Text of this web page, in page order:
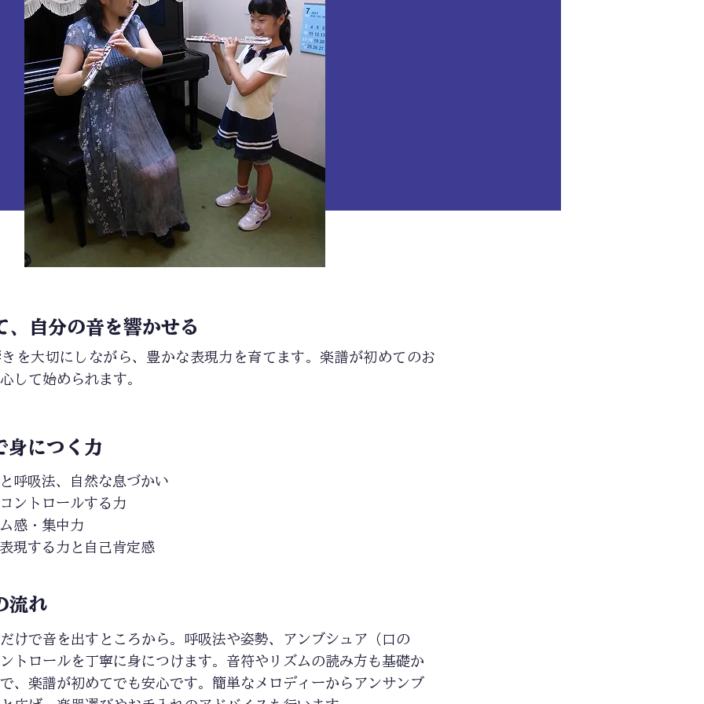
、自分の音を響かせる
を大切にしながら、豊かな表現力を育てます。楽譜が初めてのお
して始められます。
身につく力
呼吸法、自然な息づかい
ントロールする力
感・集中力
現する力と自己肯定感
流れ
けで音を出すところから。呼吸法や姿勢、アンブシュア（口の
トロールを丁寧に身につけます。音符やリズムの読み方も基礎か
、楽譜が初めてでも安心です。簡単なメロディーからアンサンブ